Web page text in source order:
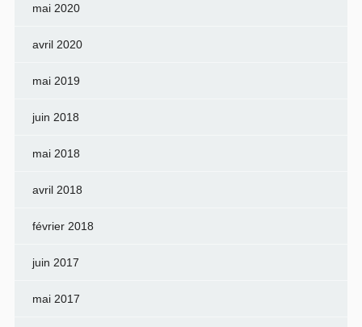
mai 2020
avril 2020
mai 2019
juin 2018
mai 2018
avril 2018
février 2018
juin 2017
mai 2017